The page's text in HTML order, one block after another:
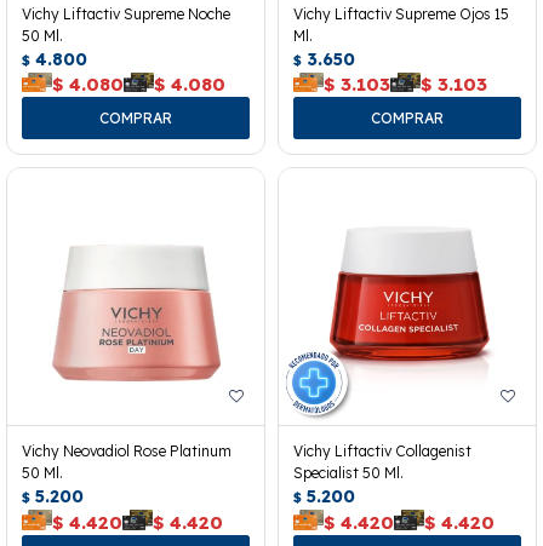
Vichy Liftactiv Supreme Noche
50 Ml.
$ 4.800
$ 4.080 $ 4.080
Vichy Liftactiv Supreme Ojos 15
Ml.
$ 3.650
$ 3.103 $ 3.103
Vichy Neovadiol Rose Platinum
50 Ml.
$ 5.200
$ 4.420 $ 4.420
Vichy Liftactiv Collagenist
Specialist 50 Ml.
$ 5.200
$ 4.420 $ 4.420